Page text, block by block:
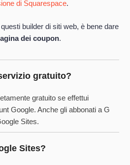
di Squarespace.
builder di siti web, è bene dare
dei coupon.
gratuito?
gratuito se effettui
Google. Anche gli abbonati a G
Sites.
Sites?